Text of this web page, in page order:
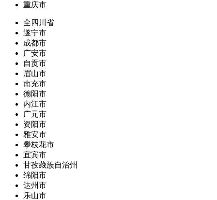
重庆市
全四川省
遂宁市
成都市
广安市
自贡市
眉山市
南充市
德阳市
内江市
广元市
资阳市
雅安市
攀枝花市
宜宾市
甘孜藏族自治州
绵阳市
达州市
乐山市